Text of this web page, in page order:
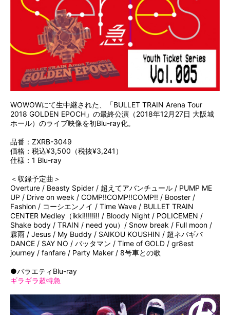
WOWOWにて生中継された、「BULLET TRAIN Arena Tour
2018 GOLDEN EPOCH」の最終公演（2018年12月27日 大阪城
ホール）のライブ映像を初Blu-ray化。
品番：ZXRB-3049
価格：税込¥3,500（税抜¥3,241）
仕様：1 Blu-ray
＜収録予定曲＞
Overture / Beasty Spider / 超えてアバンチュール / PUMP ME
UP / Drive on week / COMP!!COMP!!COMP!! / Booster /
Fashion / コーシエンノイ / Time Wave / BULLET TRAIN
CENTER Medley（ikki!!!!!i!! / Bloody Night / POLICEMEN /
Shake body / TRAIN / need you）/ Snow break / Full moon /
霖雨 / Jesus / My Buddy / SAIKOU KOUSHIN / 超ネバギバ
DANCE / SAY NO / バッタマン / Time of GOLD / gr8est
journey / fanfare / Party Maker / 8号車との歌
●バラエティBlu-ray
ギラギラ超特急